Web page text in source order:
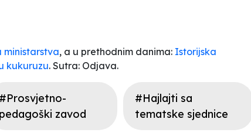
ministarstva, a u prethodnim danima: Istorijska
kukuruzu. Sutra: Odjava.
#Prosvjetno-
pedagoški zavod
#Hajlajti sa
tematske sjednice